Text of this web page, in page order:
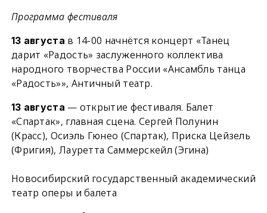
Программа фестиваля
13 августа в 14-00 начнётся концерт «Танец
дарит «Радость» заслуженного коллектива
народного творчества России «Ансамбль танца
«Радость»», Античный театр.
13 августа — открытие фестиваля. Балет
«Спартак», главная сцена. Сергей Полунин
(Красс), Осиэль Гюнео (Спартак), Приска Цейзель
(Фригия), Лауретта Саммерскейл (Эгина)
Новосибирский государственный академический
театр оперы и балета